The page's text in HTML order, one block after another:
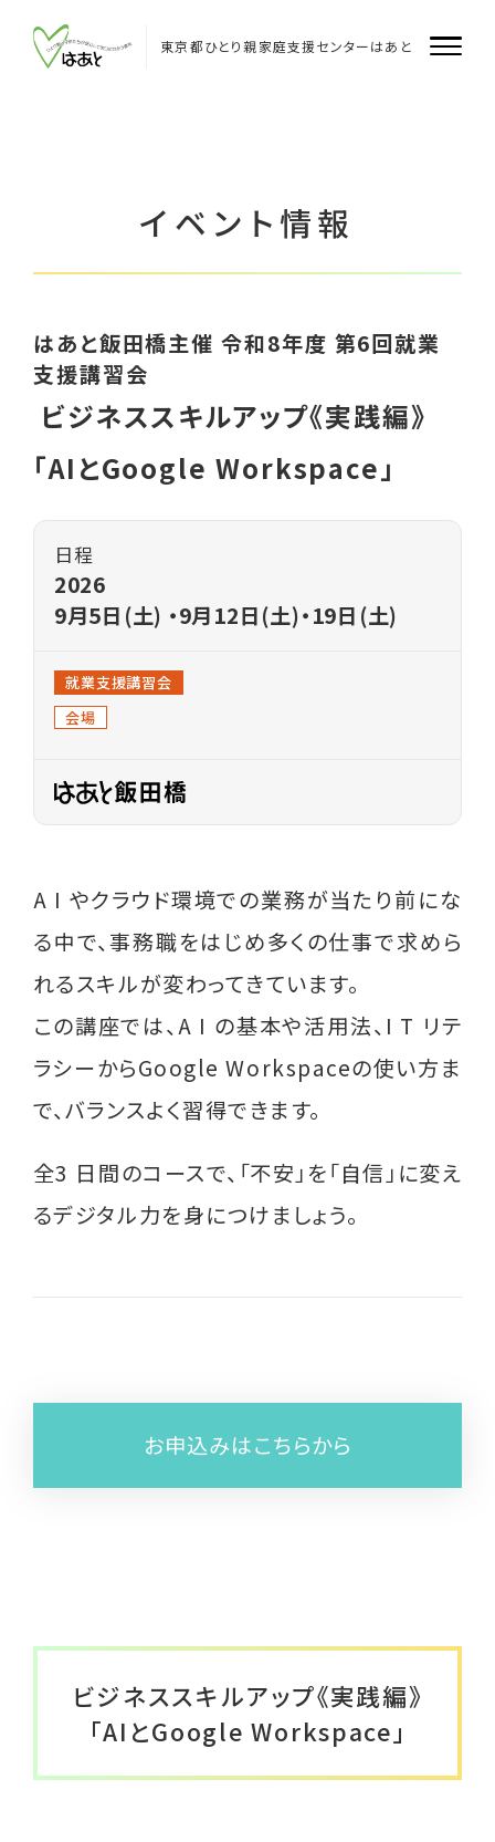
content 東京都ひとり親家庭支援センターはあと
企業・団体のみなさまへ
支援者のみなさまへ
就業相談・就業支援
生活相談
養育費相談
離婚前後の法律相談
親子交流支援
職業紹介
イベント
ライフプラン セミナー
就業支援講習会
グループ相談会
離婚前後の親支援講座
その他
役立つ情報
メールマガジン
しんぐるまざあず・ふぉーらむ無料職業紹介
とぼきょう無料職業紹介所
はあとリーフレット
イベント情報
はあと飯田橋主催 令和8年度 第6回就業
支援講習会
ビジネススキルアップ《実践編》
「AIとGoogle Workspace」
日程
2026
9月5日(土) ・9月12日(土)・19日(土)
就業支援講習会
会場
A I やクラウド環境での業務が当たり前にな
る中で、事務職をはじめ多くの仕事で求めら
れるスキルが変わってきています。
この講座では、A I の基本や活用法、I T リテ
ラシーからGoogle Workspaceの使い方ま
で、バランスよく習得できます。
全3 日間のコースで、「不安」を「自信」に変え
るデジタル力を身につけましょう。
お申込みはこちらから
ビジネススキルアップ《実践編》
「AIとGoogle Workspace」